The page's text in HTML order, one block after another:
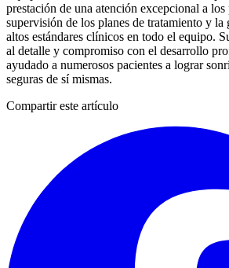
prestación de una atención excepcional a los
supervisión de los planes de tratamiento y la
altos estándares clínicos en todo el equipo.
al detalle y compromiso con el desarrollo
ayudado a numerosos pacientes a lograr
seguras de sí mismas.
Compartir este artículo